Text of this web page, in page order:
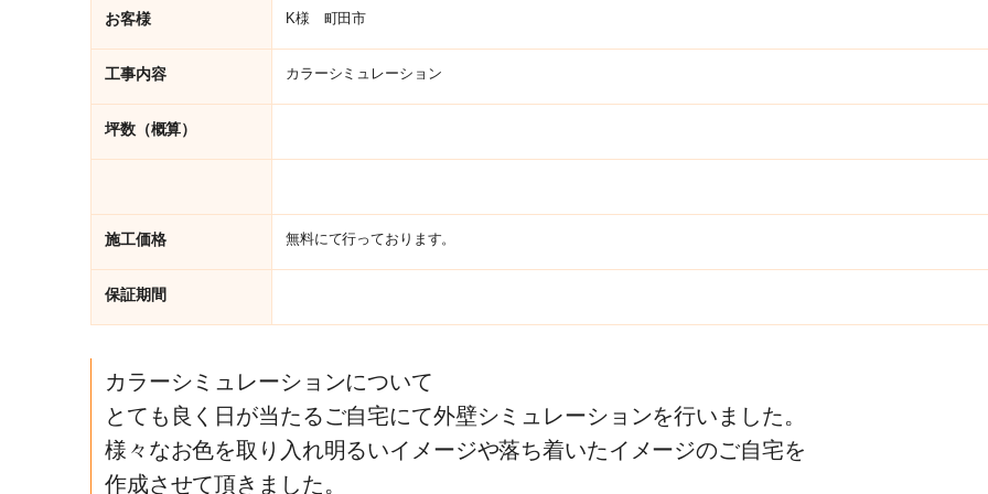
お客様 K様 町田市
工事内容 カラーシミュレーション
坪数（概算）
施工価格 無料にて行っております。
保証期間
カラーシミュレーションについて
とても良く日が当たるご自宅にて外壁シミュレーションを行いました。
様々なお色を取り入れ明るいイメージや落ち着いたイメージのご自宅を
作成させて頂きました。